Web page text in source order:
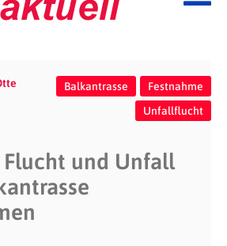
Balkantrasse
Festnahme
Unfallflucht
und Unfall